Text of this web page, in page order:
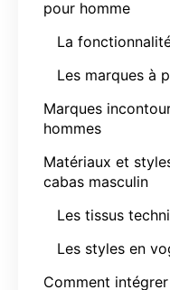
pour homme
La
Les marques à
Marques
hommes
Matériaux et
cabas masculin
Les tissus
Les styles en
Comment